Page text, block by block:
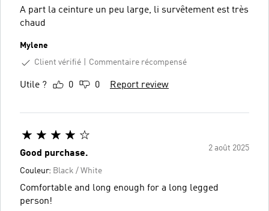
A part la ceinture un peu large, li survêtement est très
chaud
Mylene
Client vérifié
Commentaire récompensé
Utile ? 0 0 Report review
2 août 2025
Good purchase.
Couleur: Black / White
Comfortable and long enough for a long legged
person!